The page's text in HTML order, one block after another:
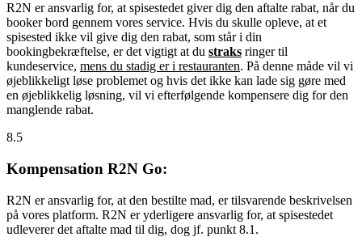
R2N er ansvarlig for, at spisestedet giver dig den aftalte rabat, når du
booker bord gennem vores service. Hvis du skulle opleve, at et
spisested ikke vil give dig den rabat, som står i din
bookingbekræftelse, er det vigtigt at du straks ringer til
kundeservice, mens du stadig er i restauranten. På denne måde vil vi
øjeblikkeligt løse problemet og hvis det ikke kan lade sig gøre med
en øjeblikkelig løsning, vil vi efterfølgende kompensere dig for den
manglende rabat.
8.5
Kompensation R2N Go:
R2N er ansvarlig for, at den bestilte mad, er tilsvarende beskrivelsen
på vores platform. R2N er yderligere ansvarlig for, at spisestedet
udleverer det aftalte mad til dig, dog jf. punkt 8.1.